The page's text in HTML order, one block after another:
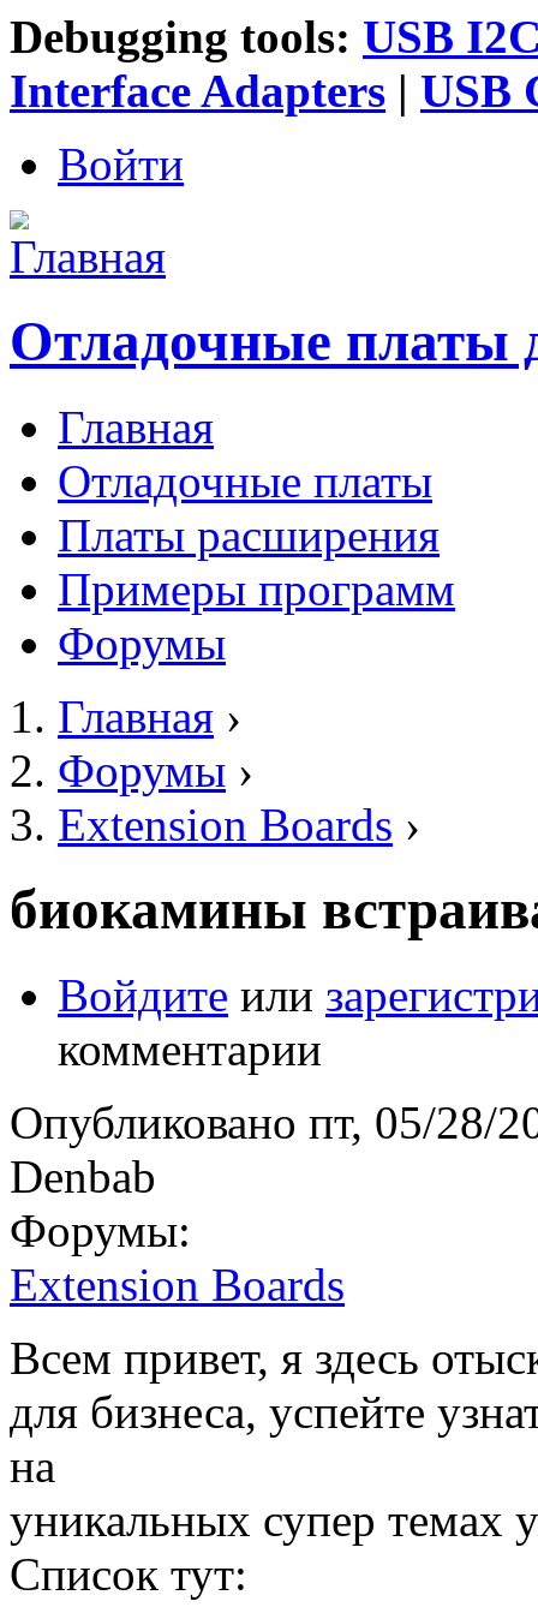
Debugging tools: USB
Interface Adapters | USB
Войти
Отладочные платы
Главное меню
Главная
Отладочные платы
Платы расширения
Примеры программ
Форумы
Вы здесь
Главная ›
Форумы ›
Extension Boards ›
биокамины
Войдите или
комментарии
Опубликовано пт, 05/28/
Denbab
Форумы:
Extension Boards
Всем привет, я здесь
для бизнеса, успейте
на
уникальных супер темах
Список тут: